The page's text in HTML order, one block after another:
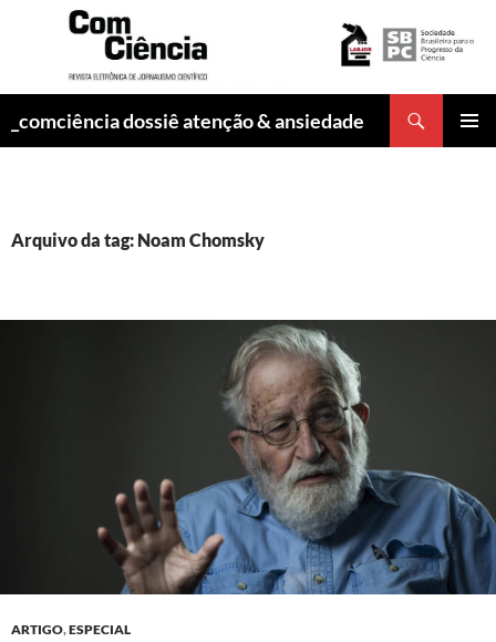
_comciência dossiê atenção & ansiedade
Arquivo da tag: Noam Chomsky
ARTIGO,ESPECIAL